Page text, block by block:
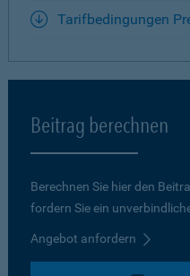
Tarifbedingungen
Beitrag berechnen
Berechnen Sie hier den
fordern Sie ein
Angebot anfordern